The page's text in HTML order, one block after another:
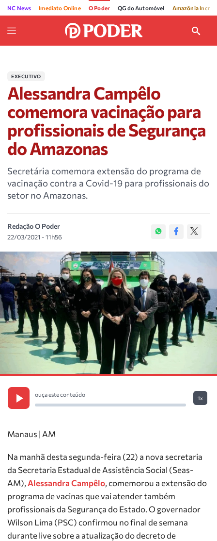
NC News Imediato Online O Poder QG do Automóvel Amazônia
EXECUTIVO
Alessandra Campêlo
comemora vacinação para
profissionais de Segurança
do Amazonas
Secretária comemora extensão do programa de
vacinação contra a Covid-19 para profissionais do
setor no Amazonas.
Redação O Poder
22/03/2021 - 11h56
ouça este conteúdo
1x
Manaus | AM
Na manhã desta segunda-feira (22) a nova secretaria
da Secretaria Estadual de Assistência Social (Seas-
AM), Alessandra Campêlo, comemorou a extensão do
programa de vacinas que vai atender também
profissionais da Segurança do Estado. O governador
Wilson Lima (PSC) confirmou no final de semana
durante live sobre a atualização do decreto de